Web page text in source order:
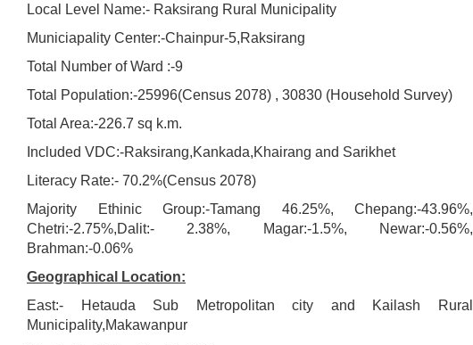
Local Level Name:- Raksirang Rural Municipality
Municiapality Center:-Chainpur-5,Raksirang
Total Number of Ward :-9
Total Population:-25996(Census 2078) , 30830 (Household Survey)
Total Area:-226.7 sq k.m.
Included VDC:-Raksirang,Kankada,Khairang and Sarikhet
Literacy Rate:- 70.2%(Census 2078)
Majority Ethinic Group:-Tamang 46.25%, Chepang:-43.96%,
Chetri:-2.75%,Dalit:- 2.38%, Magar:-1.5%, Newar:-0.56%,
Brahman:-0.06%
Geographical Location:
East:- Hetauda Sub Metropolitan city and Kailash Rural
Municipality,Makawanpur